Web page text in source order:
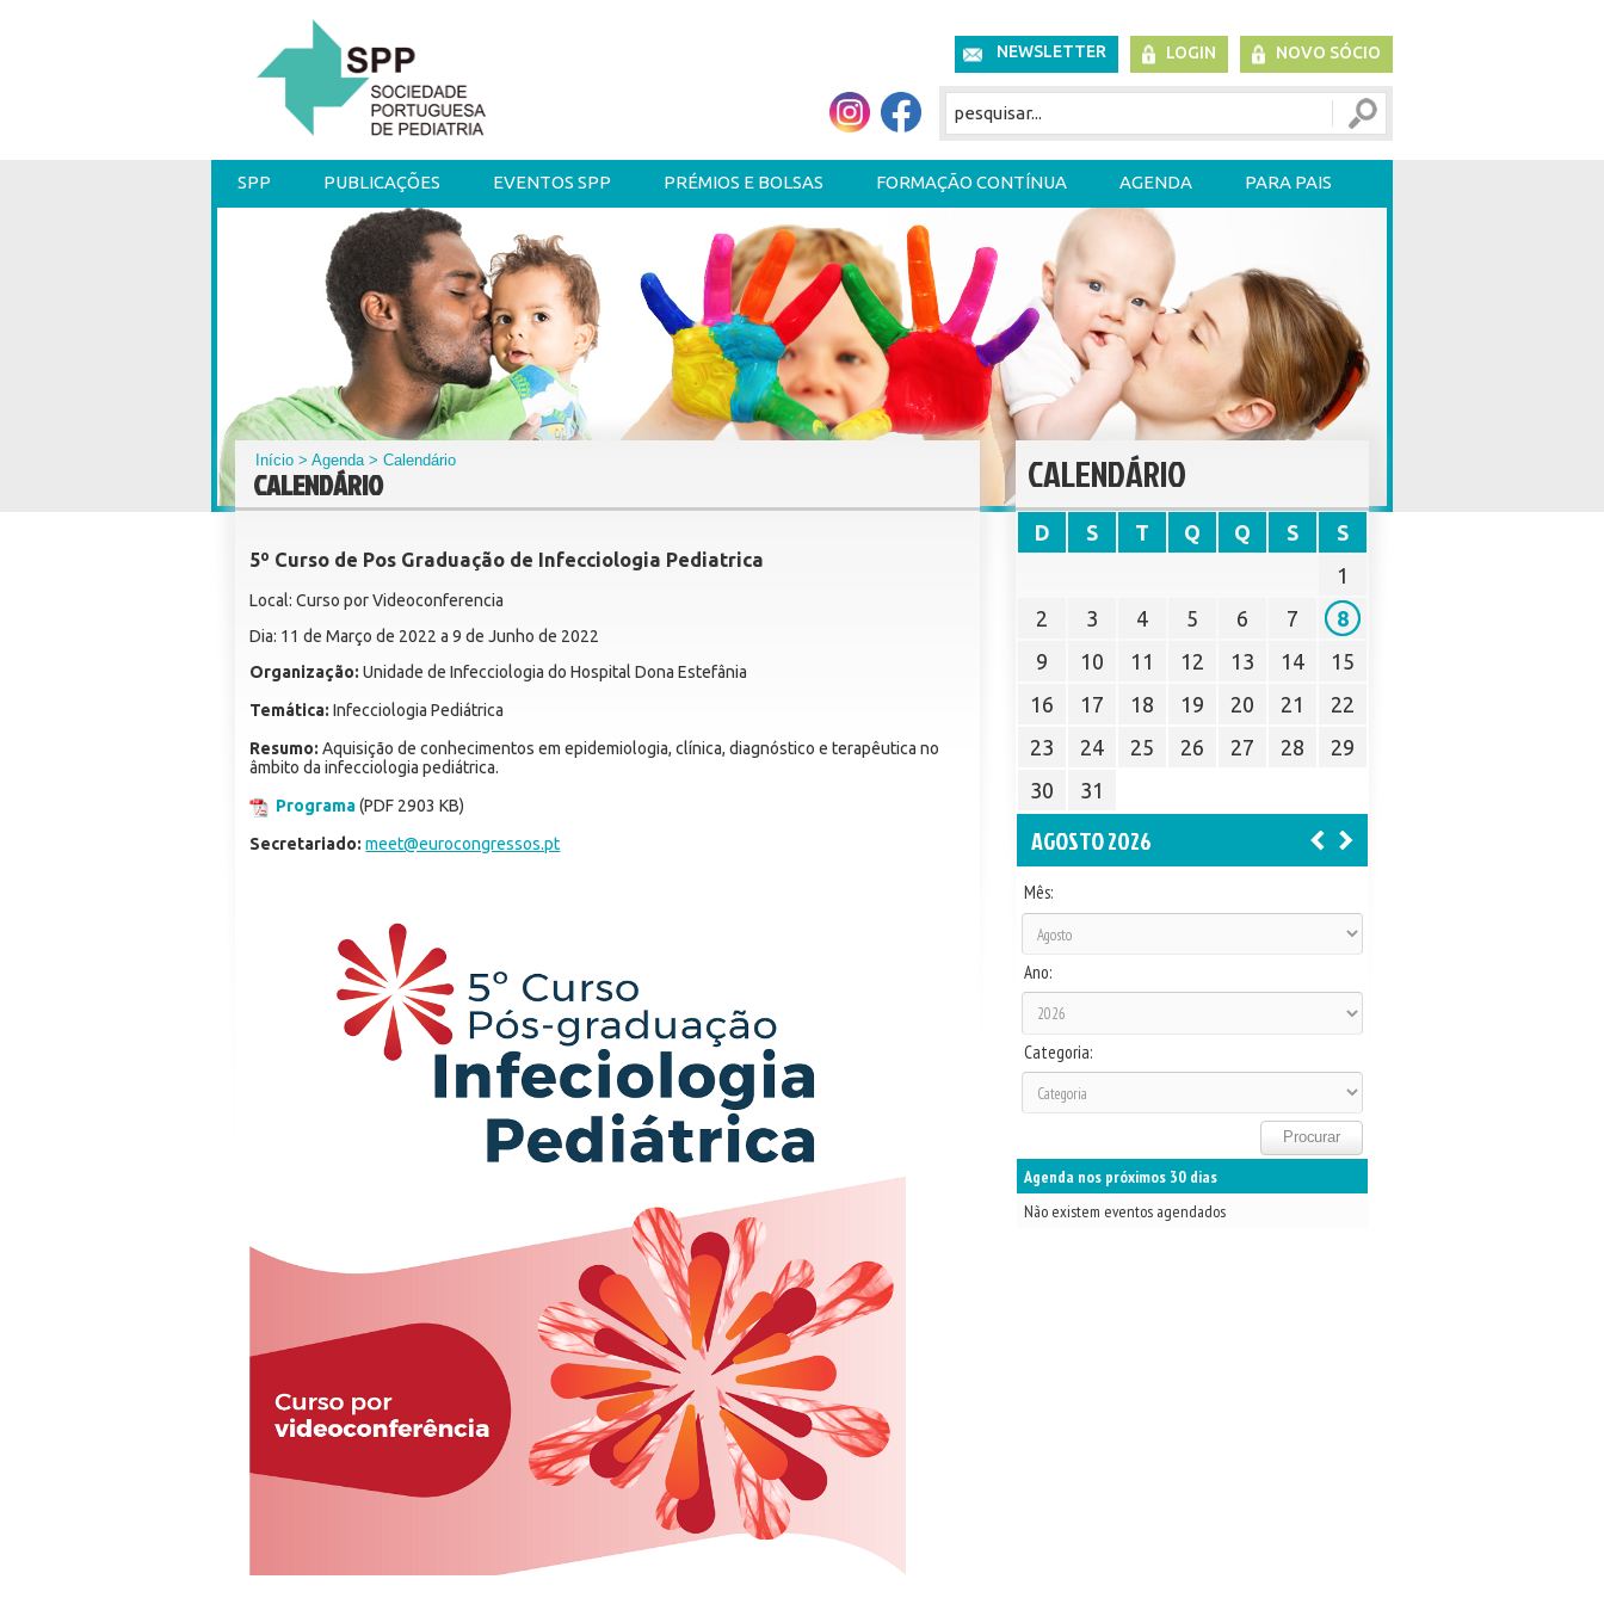
NEWSLETTER LOGIN NOVO SÓCIO
SPP PUBLICAÇÕES EVENTOS SPP PRÉMIOS E BOLSAS FORMAÇÃO CONTÍNUA AGENDA PARA PAIS
Início >Agenda> Calendário
CALENDÁRIO
5º Curso de Pos Graduação de Infecciologia Pediatrica
Local: Curso por Videoconferencia
Dia: 11 de Março de 2022 a 9 de Junho de 2022
Organização: Unidade de Infecciologia do Hospital Dona Estefânia
Temática: Infecciologia Pediátrica
Resumo: Aquisição de conhecimentos em epidemiologia, clínica, diagnóstico e terapêutica no
âmbito da infecciologia pediátrica.
Programa(PDF 2903 KB)
Secretariado: meet@eurocongressos.pt
CALENDÁRIO
D S T Q Q S
S
1
2
3 4 5 6 7
8
9
10 11 12 13 14
15
16
17 18 19 20 21
22
23
24 25 26 27 28
29
30
31
AGOSTO 2026
Mês:
Ano:
Categoria:
Agenda nos próximos 30 dias
Não existem eventos agendados